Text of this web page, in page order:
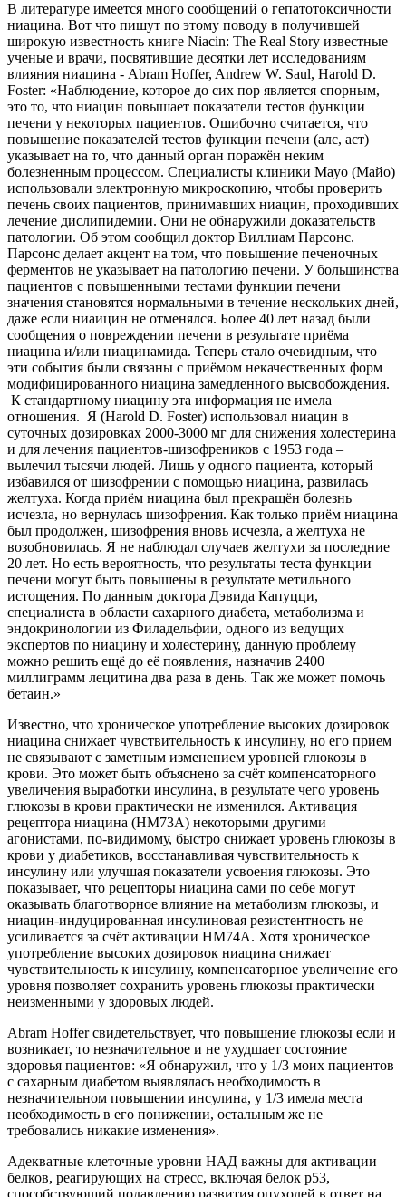
В литературе имеется много сообщений о гепатотоксичности
ниацина. Вот что пишут по этому поводу в получившей
широкую известность книге Niacin: The Real Story известные
ученые и врачи, посвятившие десятки лет исследованиям
влияния ниацина - Abram Hoffer, Andrew W. Saul, Harold D.
Foster: «Наблюдение, которое до сих пор является спорным,
это то, что ниацин повышает показатели тестов функции
печени у некоторых пациентов. Ошибочно считается, что
повышение показателей тестов функции печени (алс, аст)
указывает на то, что данный орган поражён неким
болезненным процессом. Специалисты клиники Mayo (Майо)
использовали электронную микроскопию, чтобы проверить
печень своих пациентов, принимавших ниацин, проходивших
лечение дислипидемии. Они не обнаружили доказательств
патологии. Об этом сообщил доктор Виллиам Парсонс.
Парсонс делает акцент на том, что повышение печеночных
ферментов не указывает на патологию печени. У большинства
пациентов с повышенными тестами функции печени
значения становятся нормальными в течение нескольких дней,
даже если ниаицин не отменялся. Более 40 лет назад были
сообщения о повреждении печени в результате приёма
ниацина и/или ниацинамида. Теперь стало очевидным, что
эти события были связаны с приёмом некачественных форм
модифицированного ниацина замедленного высвобождения.
К стандартному ниацину эта информация не имела
отношения. Я (Harold D. Foster) использовал ниацин в
суточных дозировках 2000-3000 мг для снижения холестерина
и для лечения пациентов-шизофреников с 1953 года –
вылечил тысячи людей. Лишь у одного пациента, который
избавился от шизофрении с помощью ниацина, развилась
желтуха. Когда приём ниацина был прекращён болезнь
исчезла, но вернулась шизофрения. Как только приём ниацина
был продолжен, шизофрения вновь исчезла, а желтуха не
возобновилась. Я не наблюдал случаев желтухи за последние
20 лет. Но есть вероятность, что результаты теста функции
печени могут быть повышены в результате метильного
истощения. По данным доктора Дэвида Капуцци,
специалиста в области сахарного диабета, метаболизма и
эндокринологии из Филадельфии, одного из ведущих
экспертов по ниацину и холестерину, данную проблему
можно решить ещё до её появления, назначив 2400
миллиграмм лецитина два раза в день. Так же может помочь
бетаин.»
Известно, что хроническое употребление высоких дозировок
ниацина снижает чувствительность к инсулину, но его прием
не связывают с заметным изменением уровней глюкозы в
крови. Это может быть объяснено за счёт компенсаторного
увеличения выработки инсулина, в результате чего уровень
глюкозы в крови практически не изменился. Активация
рецептора ниацина (HM73A) некоторыми другими
агонистами, по-видимому, быстро снижает уровень глюкозы в
крови у диабетиков, восстанавливая чувствительность к
инсулину или улучшая показатели усвоения глюкозы. Это
показывает, что рецепторы ниацина сами по себе могут
оказывать благотворное влияние на метаболизм глюкозы, и
ниацин-индуцированная инсулиновая резистентность не
усиливается за счёт активации HM74A. Хотя хроническое
употребление высоких дозировок ниацина снижает
чувствительность к инсулину, компенсаторное увеличение его
уровня позволяет сохранить уровень глюкозы практически
неизменными у здоровых людей.
Abram Hoffer свидетельствует, что повышение глюкозы если и
возникает, то незначительное и не ухудшает состояние
здоровья пациентов: «Я обнаружил, что у 1/3 моих пациентов
с сахарным диабетом выявлялась необходимость в
незначительном повышении инсулина, у 1/3 имела места
необходимость в его понижении, остальным же не
требовались никакие изменения».
Адекватные клеточные уровни НАД важны для активации
белков, реагирующих на стресс, включая белок p53,